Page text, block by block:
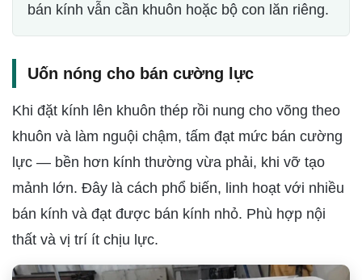
bán kính vẫn cần khuôn hoặc bộ con lăn riêng.
Uốn nóng cho bán cường lực
Khi đặt kính lên khuôn thép rồi nung cho võng theo
khuôn và làm nguội chậm, tấm đạt mức bán cường
lực — bền hơn kính thường vừa phải, khi vỡ tạo
mảnh lớn. Đây là cách phổ biến, linh hoạt với nhiều
bán kính và đạt được bán kính nhỏ. Phù hợp nội
thất và vị trí ít chịu lực.